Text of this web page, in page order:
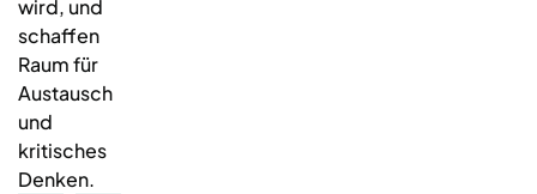
wird, und
schaffen
Raum für
Austausch
und
kritisches
Denken.